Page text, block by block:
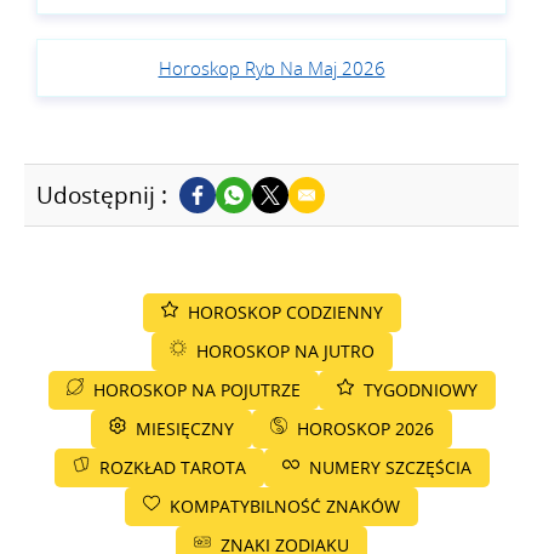
Horoskop Ryb Na Maj 2026
Udostępnij :
HOROSKOP CODZIENNY
HOROSKOP NA JUTRO
HOROSKOP NA POJUTRZE
TYGODNIOWY
MIESIĘCZNY
HOROSKOP 2026
ROZKŁAD TAROTA
NUMERY SZCZĘŚCIA
KOMPATYBILNOŚĆ ZNAKÓW
ZNAKI ZODIAKU